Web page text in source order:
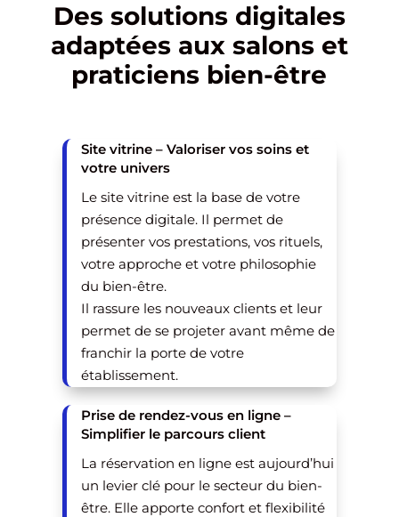
Des solutions digitales
adaptées aux salons et
praticiens bien-être
Site vitrine – Valoriser vos soins et
votre univers
Le site vitrine est la base de votre
présence digitale. Il permet de
présenter vos prestations, vos rituels,
votre approche et votre philosophie
du bien-être.
Il rassure les nouveaux clients et leur
permet de se projeter avant même de
franchir la porte de votre
établissement.
Prise de rendez-vous en ligne –
Simplifier le parcours client
La réservation en ligne est aujourd’hui
un levier clé pour le secteur du bien-
être. Elle apporte confort et flexibilité